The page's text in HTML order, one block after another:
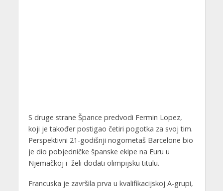
S druge strane Špance predvodi Fermin Lopez,
koji je također postigao četiri pogotka za svoj tim.
Perspektivni 21-godišnji nogometaš Barcelone bio
je dio pobjedničke španske ekipe na Euru u
Njemačkoj i želi dodati olimpijsku titulu.
Francuska je završila prva u kvalifikacijskoj A-grupi,